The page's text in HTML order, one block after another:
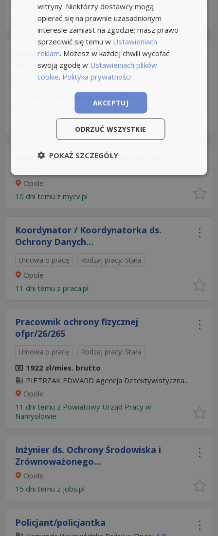
Opole
4 dni temu zpracuj.pl
Specjalista / Specjalistka ds.
technicznych
Umowa o pracę Rodzaj pracy: Stała
Spółdzielnia Mieszkaniowa w Opolu
5 dni temu z
Koordynator / Koordynatorka ds.
Opole
10 dni temu z mycv.pl
Koordynator / Koordynatorka ds.
Ochrony Danych...
Umowa o pracę Rodzaj pracy: Stała
Opole
11 dni temu z praca.pl
Pracownik ochrony fizycznej
ofpr/26/265
Umowa o pracę Rodzaj pracy: Stała
1922 zł/mies. brutto
PIETRZAK EDWARD Agencja Detektywistyczna...
Opole
11 dni temu z Powiatowy Urząd Pracy w
Namysłowie
Inżynier ds. Ochrony Środowiska i
Zrównoważonego...
Opole
15 dni temu z jobs.pl
Policjant/policjantka
witryny. Niektórzy dostawcy mogą
opierać się na prawnie uzasadnionym
interesie zamiast na zgodzie; masz prawo
sprzeciwić się temu w Ustawieniach
reklam. Możesz w każdej chwili wycofać
swoją zgodę w Ustawieniach plików
cookie. Polityka prywatności
AKCEPTUJ
ODRZUĆ WSZYSTKIE
POKAŻ SZCZEGÓŁY